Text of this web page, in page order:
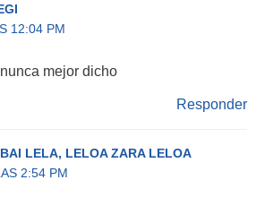
12:04 PM
mejor dicho
Responder
LELA, LELOA ZARA LELOA
2:54 PM